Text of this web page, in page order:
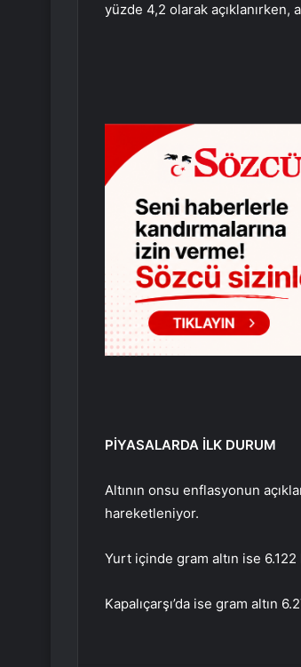
yüzde 4,2 olarak
PİYASALARDA İLK DURUM
Altının onsu enflasyonun
hareketleniyor.
Yurt içinde gram altın ise
Kapalıçarşı’da ise gram altın